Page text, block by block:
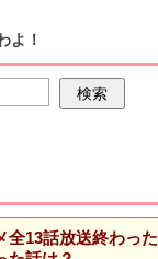
よ！
全13話放送終わった